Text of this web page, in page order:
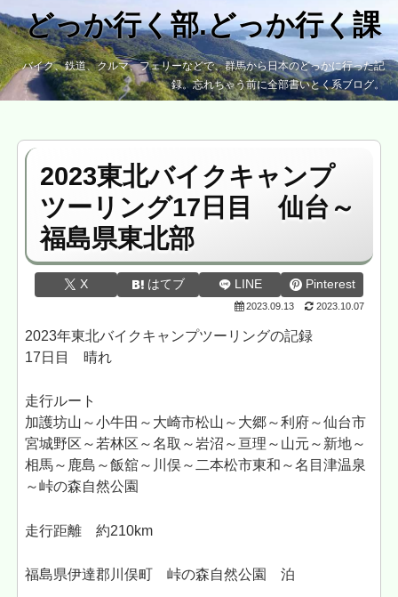
どっか行く部.どっか行く課
バイク、鉄道、クルマ、フェリーなどで、群馬から日本のどっかに行った記
録。忘れちゃう前に全部書いとく系ブログ。
2023東北バイクキャンプ
ツーリング17日目 仙台～
福島県東北部
X はてブ LINE Pinterest
2023.09.13 2023.10.07
2023年東北バイクキャンプツーリングの記録
17日目 晴れ
走行ルート
加護坊山～小牛田～大崎市松山～大郷～利府～仙台市
宮城野区～若林区～名取～岩沼～亘理～山元～新地～
相馬～鹿島～飯舘～川俣～二本松市東和～名目津温泉
～峠の森自然公園
走行距離 約210km
福島県伊達郡川俣町 峠の森自然公園 泊